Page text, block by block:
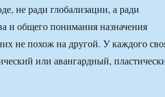
не ради глобализации, а ради
и общего понимания назначения
не похож на другой. У каждого
или авангардный,